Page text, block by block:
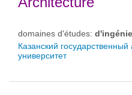
domaines d'études:
Казанский
университет